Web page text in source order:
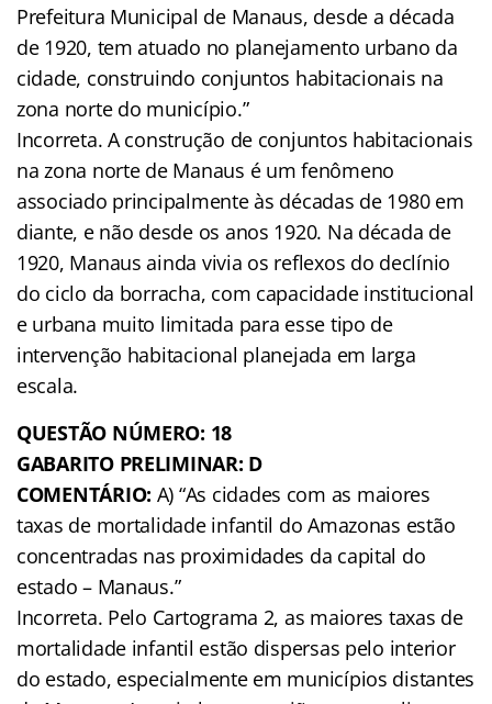
Prefeitura Municipal de Manaus, desde a década
de 1920, tem atuado no planejamento urbano da
cidade, construindo conjuntos habitacionais na
zona norte do município.”
Incorreta. A construção de conjuntos habitacionais
na zona norte de Manaus é um fenômeno
associado principalmente às décadas de 1980 em
diante, e não desde os anos 1920. Na década de
1920, Manaus ainda vivia os reflexos do declínio
do ciclo da borracha, com capacidade institucional
e urbana muito limitada para esse tipo de
intervenção habitacional planejada em larga
escala.
QUESTÃO NÚMERO: 18
GABARITO PRELIMINAR: D
COMENTÁRIO: A) “As cidades com as maiores
taxas de mortalidade infantil do Amazonas estão
concentradas nas proximidades da capital do
estado – Manaus.”
Incorreta. Pelo Cartograma 2, as maiores taxas de
mortalidade infantil estão dispersas pelo interior
do estado, especialmente em municípios distantes